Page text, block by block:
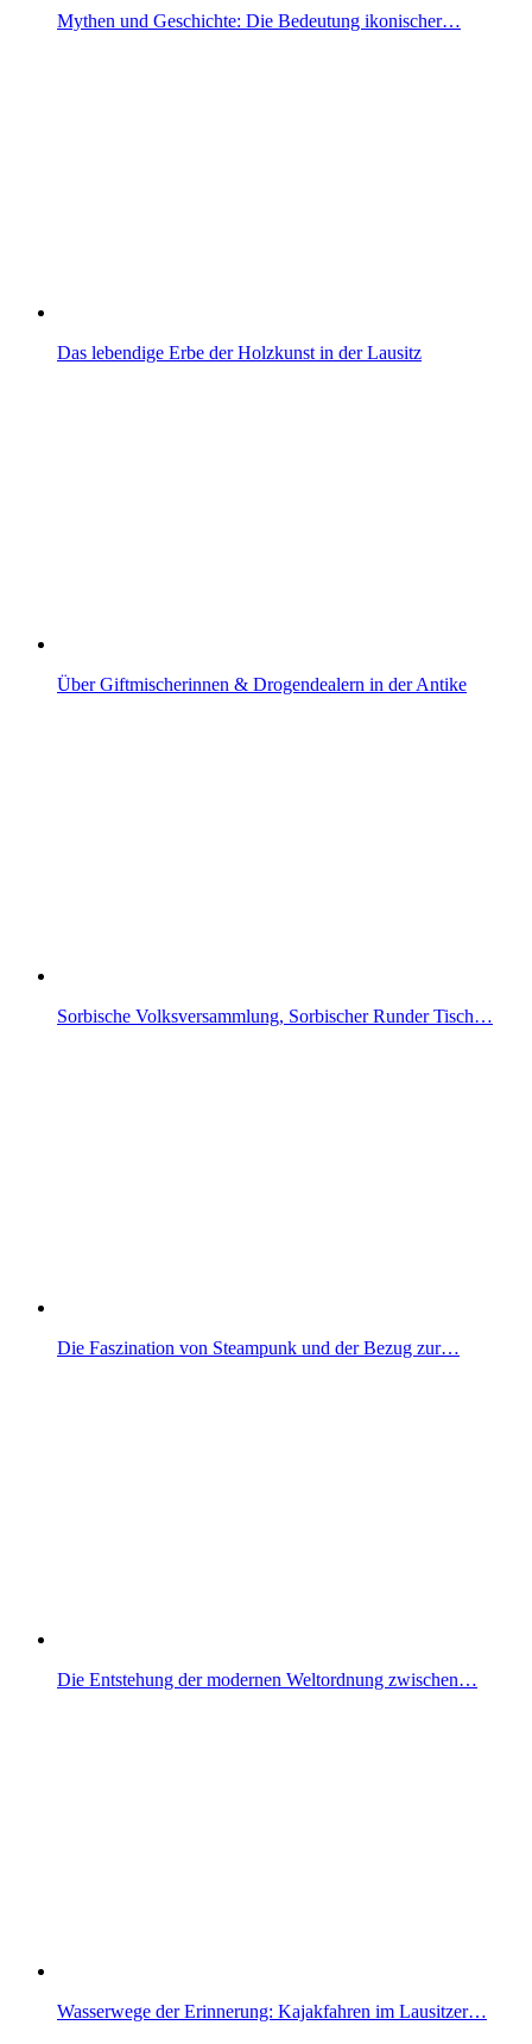
Mythen und Geschichte: Die Bedeutung ikonischer…
Das lebendige Erbe der Holzkunst in der Lausitz
Über Giftmischerinnen & Drogendealern in der Antike
Sorbische Volksversammlung, Sorbischer Runder Tisch…
Die Faszination von Steampunk und der Bezug zur…
Die Entstehung der modernen Weltordnung zwischen…
Wasserwege der Erinnerung: Kajakfahren im Lausitzer…